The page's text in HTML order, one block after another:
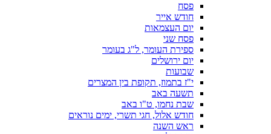
פסח
חודש אייר
יום העצמאות
פסח שני
ספירת העומר, ל"ג בעומר
יום ירושלים
שבועות
י"ז בתמוז, תקופת בין המצרים
תשעה באב
שבת נחמו, ט"ו באב
חודש אלול, חגי תשרי, ימים נוראים
ראש השנה